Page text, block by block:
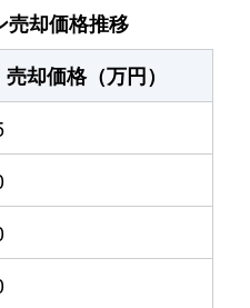
真駒内
真駒内
円
売却価格推移
売却価格（万円）